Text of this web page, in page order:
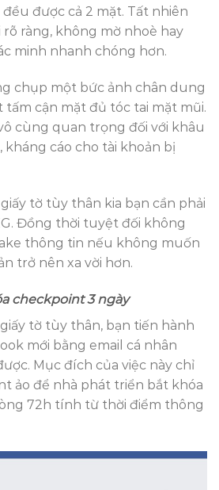
đều được cả 2 mặt. Tất nhiên
ràng, không mờ nhoè hay
minh nhanh chóng hơn.
chụp một bức ảnh chân dung
tấm cận mặt đủ tóc tai mặt mũi.
cùng quan trọng đối với khâu
cáo cho tài khoản bị
tờ tùy thân kia bạn cần phải
Đồng thời tuyệt đối không
thông tin nếu không muốn
trở nên xa vời hơn.
checkpoint 3 ngày
tờ tùy thân, bạn tiến hành
mới bằng email cá nhân
Mục đích của việc này chỉ
ảo để nhà phát triển bắt khóa
72h tính từ thời điểm thông